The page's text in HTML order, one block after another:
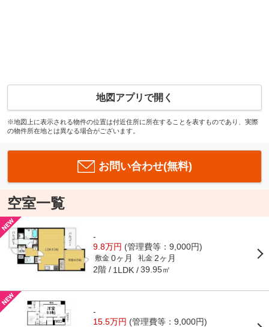
地図アプリで開く
※地図上に表示される物件の位置は付近住所に所在することを表すものであり、実際
の物件所在地とは異なる場合がございます。
お問い合わせ(無料)
空室一覧
-
9.8万円 (管理費等：9,000円)
敷金 0ヶ月 礼金 2ヶ月
2階 1LDK 39.95㎡
-
15.5万円 (管理費等：9,000円)